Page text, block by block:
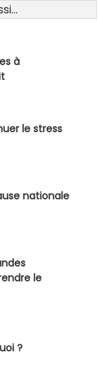
à
le stress
nationale
le
?